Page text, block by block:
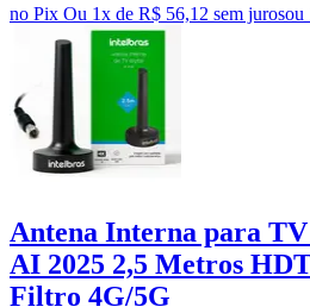
no Pix Ou 1x de R$ 56,12 sem jurosou
Antena Interna para
AI 2025 2,5 Metros
Filtro 4G/5G